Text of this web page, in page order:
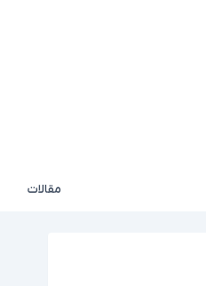
مقالات